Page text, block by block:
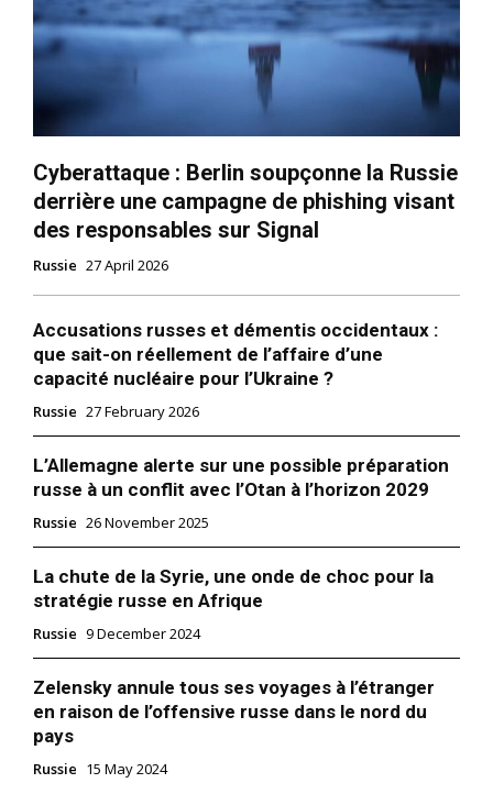
Cyberattaque : Berlin soupçonne la Russie
derrière une campagne de phishing visant
des responsables sur Signal
Russie 27 April 2026
Accusations russes et démentis occidentaux :
que sait-on réellement de l’affaire d’une
capacité nucléaire pour l’Ukraine ?
Russie 27 February 2026
L’Allemagne alerte sur une possible préparation
russe à un conflit avec l’Otan à l’horizon 2029
Russie 26 November 2025
La chute de la Syrie, une onde de choc pour la
stratégie russe en Afrique
Russie 9 December 2024
Zelensky annule tous ses voyages à l’étranger
en raison de l’offensive russe dans le nord du
pays
Russie 15 May 2024